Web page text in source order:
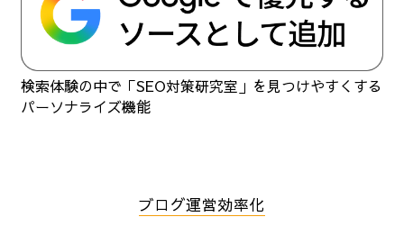
検索体験の中で「SEO対策研究室」を見つけやすくする
パーソナライズ機能
ブログ運営効率化